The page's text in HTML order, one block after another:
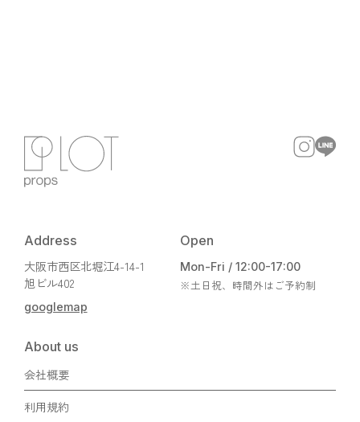
Address
大阪市西区北堀江4-14-1
旭ビル402
googlemap
Open
Mon-Fri / 12:00-17:00
※土日祝、時間外はご予約制
About us
会社概要
利用規約